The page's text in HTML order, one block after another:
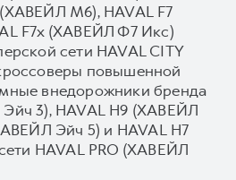
M6), HAVAL F7
F7x (ХАВЕЙЛ Ф7 Икс)
сети HAVAL CITY
повышенной
внедорожники бренда
3), HAVAL H9 (ХАВЕЙЛ
Эйч 5) и HAVAL H7
HAVAL PRO (ХАВЕЙЛ